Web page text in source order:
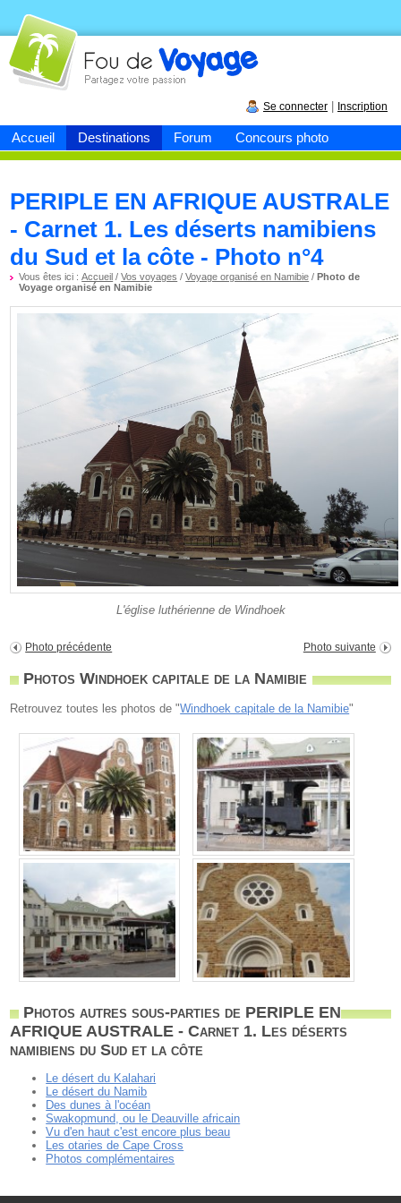
Accueil Destinations Forum Concours photo
Fou devoyage
Se connecter Inscription
PERIPLE EN AFRIQUE AUSTRALE
- Carnet 1. Les déserts namibiens
du Sud et la côte - Photo n°4
Vous êtes ici :Accueil /Vos voyages /Voyage organisé en Namibie /Photo de
Voyage organisé en Namibie
L'église luthérienne de Windhoek
Photo précédente Photo suivante
Photos Windhoek capitale de la Namibie
Retrouvez toutes les photos de "Windhoek capitale de la Namibie"
Photos autres sous-parties de PERIPLE EN
AFRIQUE AUSTRALE - Carnet 1. Les déserts
namibiens du Sud et la côte
Le désert du Kalahari
Le désert du Namib
Des dunes à l'océan
Swakopmund, ou le Deauville africain
Vu d'en haut c'est encore plus beau
Les otaries de Cape Cross
Photos complémentaires